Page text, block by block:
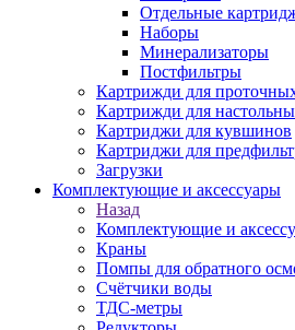
Отдельные
Наборы
Минерализаторы
Постфильтры
Картрижди для
Картрижди для
Картриджи для кувшинов
Картриджи для
Загрузки
Комплектующие и аксессуары
Назад
Комплектующие и
Краны
Помпы для обратного
Счётчики воды
ТДС-метры